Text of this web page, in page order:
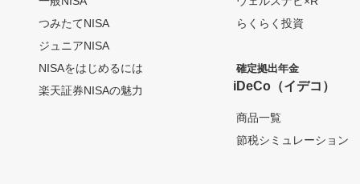
つみたてNISA
ジュニアNISA
NISAをはじめるには
楽天証券NISAの魅力
らくらく投資
確定拠出年金
iDeCo（イデコ）
商品一覧
節税シミュレーション